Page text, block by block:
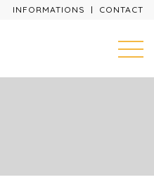
INFORMATIONS CONTACT